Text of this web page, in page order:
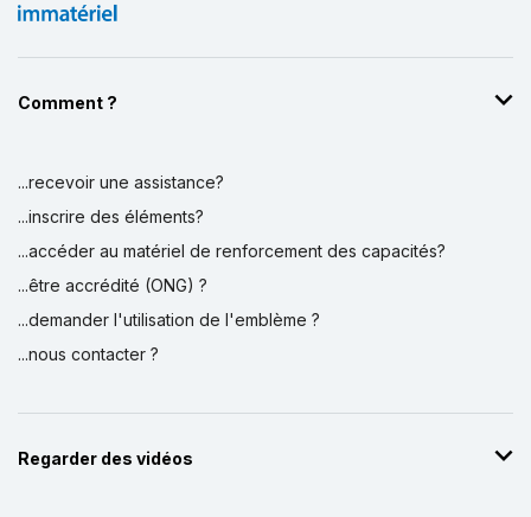
Comment ?
...recevoir une assistance?
...inscrire des éléments?
...accéder au matériel de renforcement des capacités?
...être accrédité (ONG) ?
...demander l'utilisation de l'emblème ?
...nous contacter ?
Regarder des vidéos